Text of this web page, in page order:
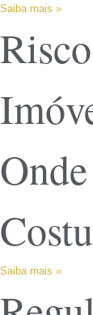
Saiba mais »
Saiba mais »